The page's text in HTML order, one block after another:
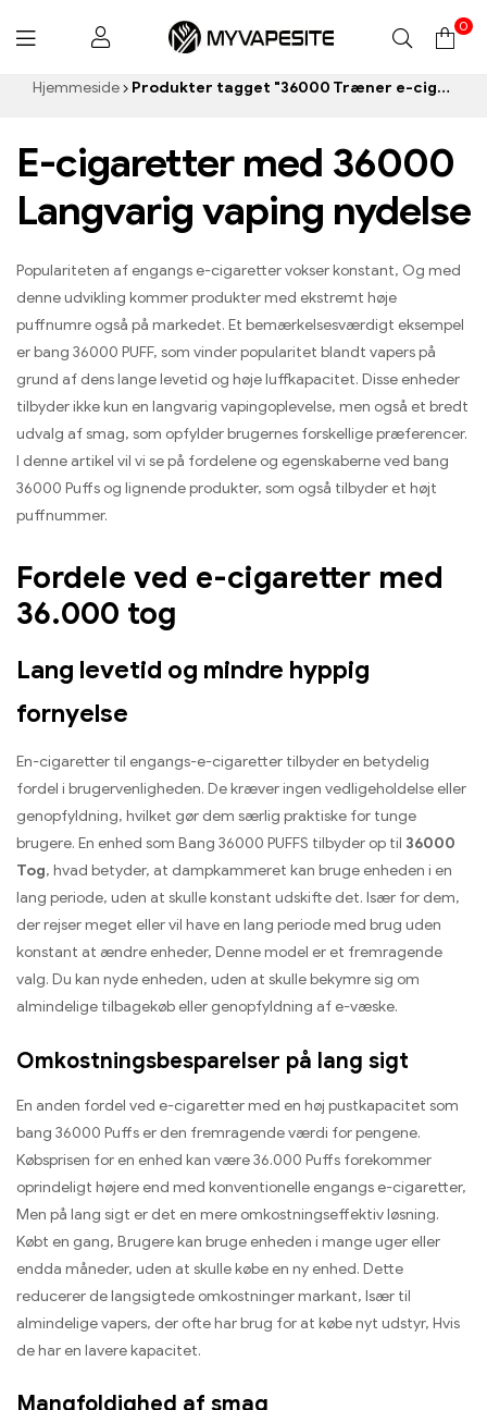
Myvapesite.de
0
Hjemmeside Produkter tagget "36000 Træner e-cigaret”
E-cigaretter med 36000
Langvarig vaping nydelse
Populariteten af ​​engangs e-cigaretter vokser konstant, Og med
denne udvikling kommer produkter med ekstremt høje
puffnumre også på markedet. Et bemærkelsesværdigt eksempel
er bang 36000 PUFF, som vinder popularitet blandt vapers på
grund af dens lange levetid og høje luffkapacitet. Disse enheder
tilbyder ikke kun en langvarig vapingoplevelse, men også et bredt
udvalg af smag, som opfylder brugernes forskellige præferencer.
I denne artikel vil vi se på fordelene og egenskaberne ved bang
36000 Puffs og lignende produkter, som også tilbyder et højt
puffnummer.
Fordele ved e-cigaretter med
36.000 tog
Lang levetid og mindre hyppig
fornyelse
En-cigaretter til engangs-e-cigaretter tilbyder en betydelig
fordel i brugervenligheden. De kræver ingen vedligeholdelse eller
genopfyldning, hvilket gør dem særlig praktiske for tunge
brugere. En enhed som Bang 36000 PUFFS tilbyder op til 36000
Tog, hvad betyder, at dampkammeret kan bruge enheden i en
lang periode, uden at skulle konstant udskifte det. Især for dem,
der rejser meget eller vil have en lang periode med brug uden
konstant at ændre enheder, Denne model er et fremragende
valg. Du kan nyde enheden, uden at skulle bekymre sig om
almindelige tilbagekøb eller genopfyldning af e-væske.
Omkostningsbesparelser på lang sigt
En anden fordel ved e-cigaretter med en høj pustkapacitet som
bang 36000 Puffs er den fremragende værdi for pengene.
Købsprisen for en enhed kan være 36.000 Puffs forekommer
oprindeligt højere end med konventionelle engangs e-cigaretter,
Men på lang sigt er det en mere omkostningseffektiv løsning.
Købt en gang, Brugere kan bruge enheden i mange uger eller
endda måneder, uden at skulle købe en ny enhed. Dette
reducerer de langsigtede omkostninger markant, Især til
almindelige vapers, der ofte har brug for at købe nyt udstyr, Hvis
de har en lavere kapacitet.
Mangfoldighed af smag